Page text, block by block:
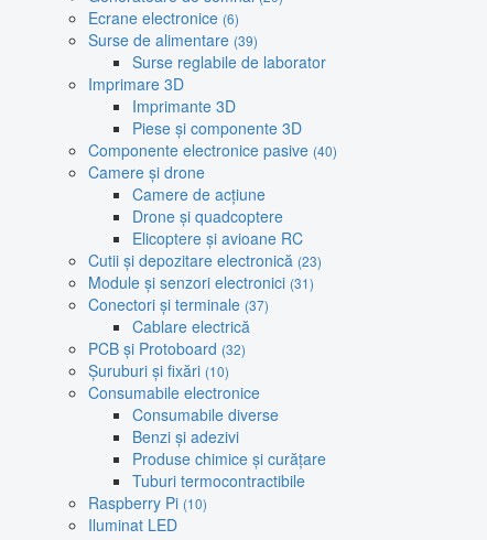
Ecrane electronice (6)
Surse de alimentare (39)
Surse reglabile de laborator
Imprimare 3D
Imprimante 3D
Piese și componente 3D
Componente electronice pasive (40)
Camere și drone
Camere de acțiune
Drone și quadcoptere
Elicoptere și avioane RC
Cutii și depozitare electronică (23)
Module și senzori electronici (31)
Conectori și terminale (37)
Cablare electrică
PCB și Protoboard (32)
Șuruburi și fixări (10)
Consumabile electronice
Consumabile diverse
Benzi și adezivi
Produse chimice și curățare
Tuburi termocontractibile
Raspberry Pi (10)
Iluminat LED